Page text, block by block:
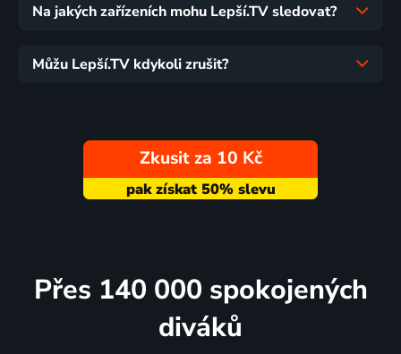
Na jakých zařízeních mohu Lepší.TV sledovat?
Můžu Lepší.TV kdykoli zrušit?
Zkusit za 10 Kč
Přes 140 000 spokojených
diváků